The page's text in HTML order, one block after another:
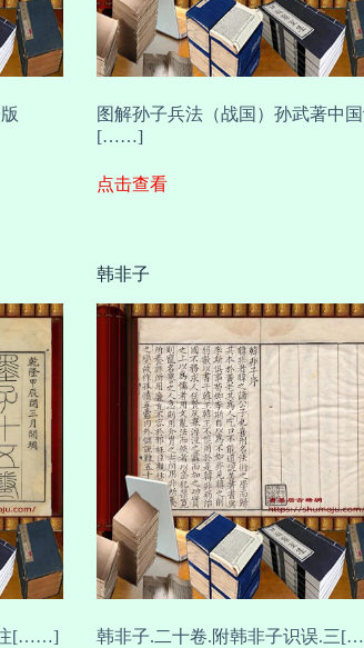
图解孙子兵法（战国）孙武著中
[……]
点击查看
注[……]
韩非子
韩非子.二十卷.附韩非子识误.三